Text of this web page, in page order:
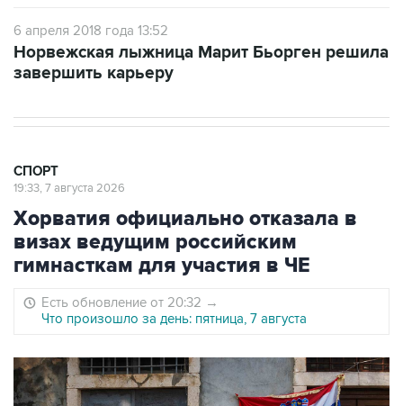
6 апреля 2018 года 13:52
Норвежская лыжница Марит Бьорген решила
завершить карьеру
СПОРТ
19:33, 7 августа 2026
Хорватия официально отказала в
визах ведущим российским
гимнасткам для участия в ЧЕ
Есть обновление от 20:32 →
Что произошло за день: пятница, 7 августа